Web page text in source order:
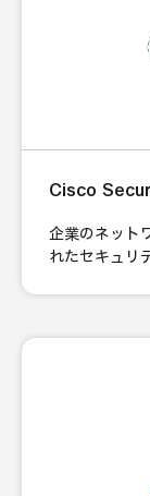
Cisco
企業のネット
れたセキュリ